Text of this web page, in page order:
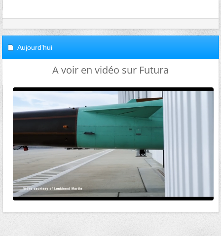
Aujourd'hui
A voir en vidéo sur Futura